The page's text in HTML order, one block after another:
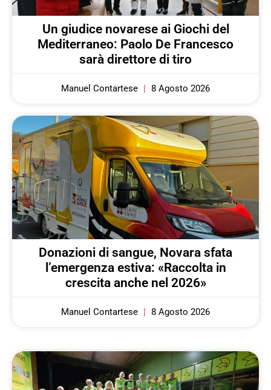
Un giudice novarese ai Giochi del
Mediterraneo: Paolo De Francesco
sarà direttore di tiro
Manuel Contartese 8 Agosto 2026
Donazioni di sangue, Novara sfata
l’emergenza estiva: «Raccolta in
crescita anche nel 2026»
Manuel Contartese 8 Agosto 2026